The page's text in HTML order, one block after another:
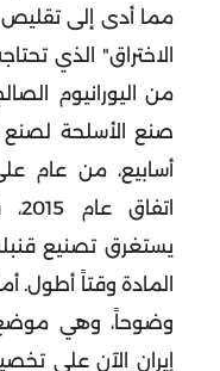
مما أدى إلى
الاختراق" الذي
من اليورانيوم
صنع الأسلحة لصنع
أسابيع، من عام
يستغرق تصنيع
المادة وقتاً أطول.
وضوحاً، وهي
إيران الآن على